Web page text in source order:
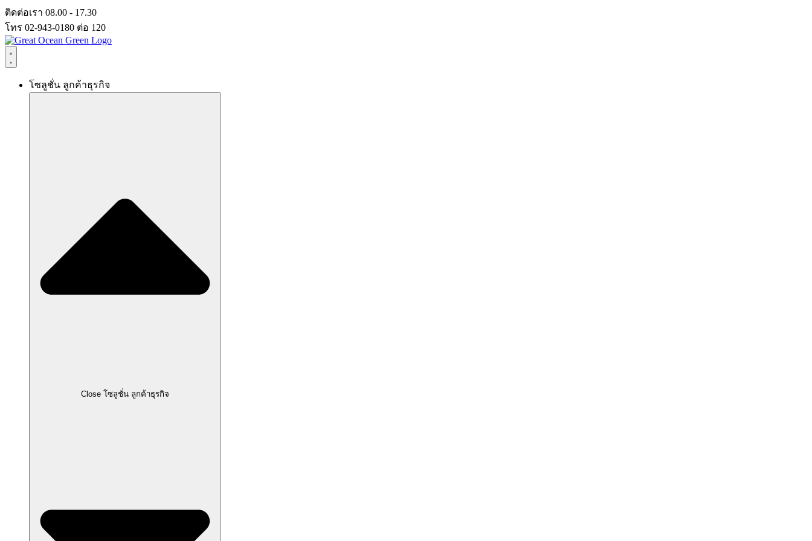
Skip
to
content
ติดต่อเรา 08.00 - 17.30
โทร 02-943-0180 ต่อ 120
โซลูชั่น ลูกค้าธุรกิจ
Close โซลูชั่น ลูกค้าธุรกิจ